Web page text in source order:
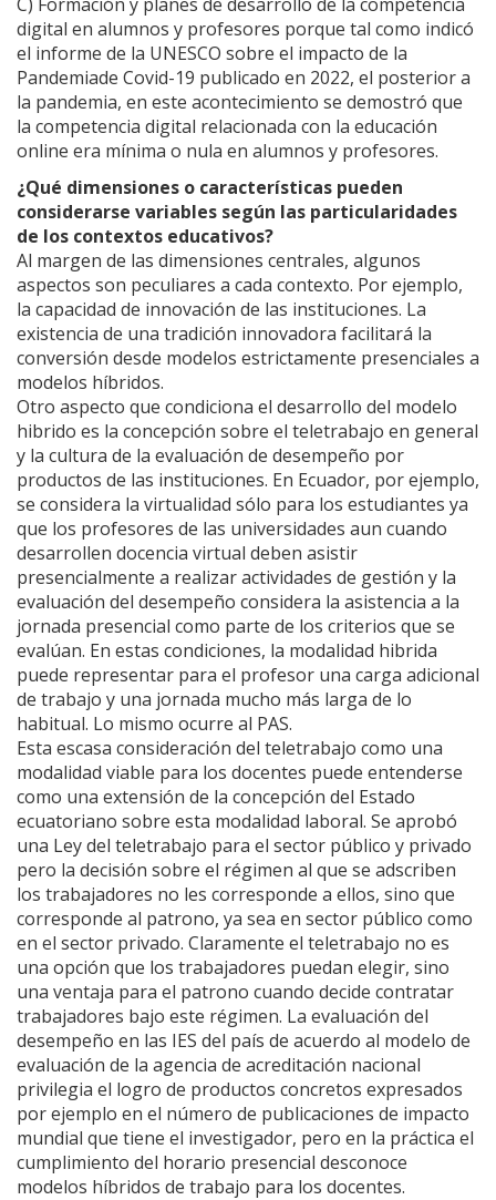
digital en alumnos y profesores porque tal como indicó
el informe de la UNESCO sobre el impacto de la
Pandemiade Covid-19 publicado en 2022, el posterior a
la pandemia, en este acontecimiento se demostró que
la competencia digital relacionada con la educación
online era mínima o nula en alumnos y profesores.
¿Qué dimensiones o características pueden
considerarse variables según las particularidades
de los contextos educativos?
Al margen de las dimensiones centrales, algunos
aspectos son peculiares a cada contexto. Por ejemplo,
la capacidad de innovación de las instituciones. La
existencia de una tradición innovadora facilitará la
conversión desde modelos estrictamente presenciales a
modelos híbridos.
Otro aspecto que condiciona el desarrollo del modelo
hibrido es la concepción sobre el teletrabajo en general
y la cultura de la evaluación de desempeño por
productos de las instituciones. En Ecuador, por ejemplo,
se considera la virtualidad sólo para los estudiantes ya
que los profesores de las universidades aun cuando
desarrollen docencia virtual deben asistir
presencialmente a realizar actividades de gestión y la
evaluación del desempeño considera la asistencia a la
jornada presencial como parte de los criterios que se
evalúan. En estas condiciones, la modalidad hibrida
puede representar para el profesor una carga adicional
de trabajo y una jornada mucho más larga de lo
habitual. Lo mismo ocurre al PAS.
Esta escasa consideración del teletrabajo como una
modalidad viable para los docentes puede entenderse
como una extensión de la concepción del Estado
ecuatoriano sobre esta modalidad laboral. Se aprobó
una Ley del teletrabajo para el sector público y privado
pero la decisión sobre el régimen al que se adscriben
los trabajadores no les corresponde a ellos, sino que
corresponde al patrono, ya sea en sector público como
en el sector privado. Claramente el teletrabajo no es
una opción que los trabajadores puedan elegir, sino
una ventaja para el patrono cuando decide contratar
trabajadores bajo este régimen. La evaluación del
desempeño en las IES del país de acuerdo al modelo de
evaluación de la agencia de acreditación nacional
privilegia el logro de productos concretos expresados
por ejemplo en el número de publicaciones de impacto
mundial que tiene el investigador, pero en la práctica el
cumplimiento del horario presencial desconoce
modelos híbridos de trabajo para los docentes.